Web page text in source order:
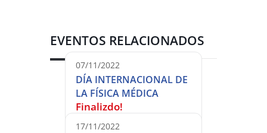
EVENTOS RELACIONADOS
07/11/2022
DÍA INTERNACIONAL DE
LA FÍSICA MÉDICA
Finalizdo!
17/11/2022